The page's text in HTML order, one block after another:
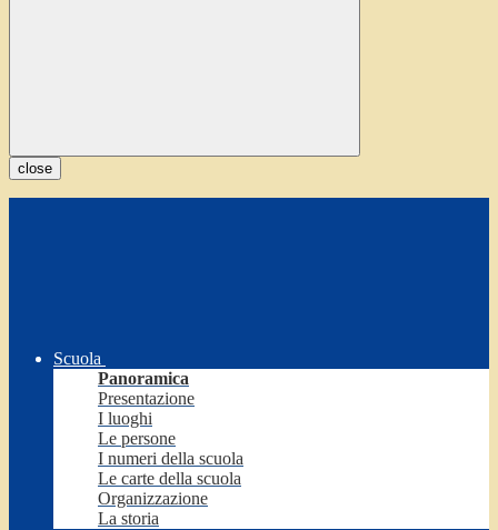
close
Scuola
Panoramica
Presentazione
I luoghi
Le persone
I numeri della scuola
Le carte della scuola
Organizzazione
La storia